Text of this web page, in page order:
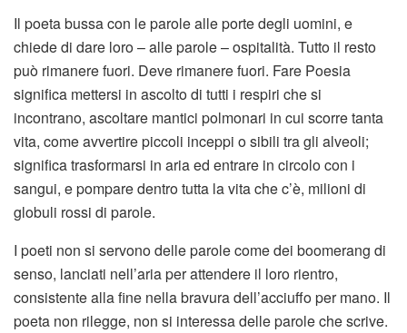
Il poeta bussa con le parole alle porte degli uomini, e
chiede di dare loro – alle parole – ospitalità. Tutto il resto
può rimanere fuori. Deve rimanere fuori. Fare Poesia
significa mettersi in ascolto di tutti i respiri che si
incontrano, ascoltare mantici polmonari in cui scorre tanta
vita, come avvertire piccoli inceppi o sibili tra gli alveoli;
significa trasformarsi in aria ed entrare in circolo con i
sangui, e pompare dentro tutta la vita che c’è, milioni di
globuli rossi di parole.
I poeti non si servono delle parole come dei boomerang di
senso, lanciati nell’aria per attendere il loro rientro,
consistente alla fine nella bravura dell’acciuffo per mano. Il
poeta non rilegge, non si interessa delle parole che scrive.